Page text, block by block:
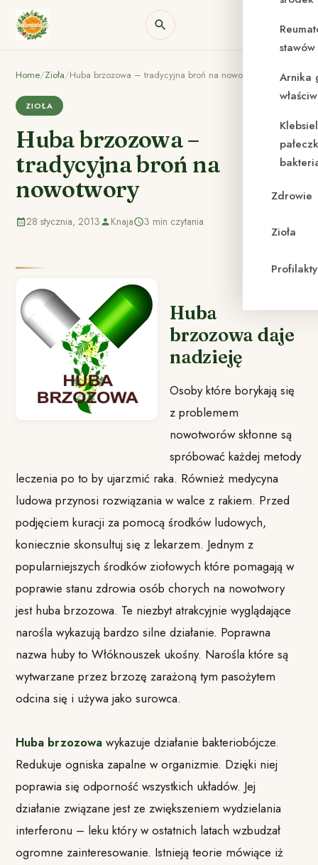
Arnika
Zdrowie
Zioła
Home/Zioła/Huba brzozowa – tradycyjna broń na nowotwory
ZIOŁA
Huba brzozowa –
tradycyjna broń na
nowotwory
28 stycznia, 2013 Knaja 3 min czytania
Huba
brzozowa daje
nadzieję
Osoby które borykają się
z problemem
nowotworów skłonne są
spróbować każdej metody
leczenia po to by ujarzmić raka. Również medycyna
ludowa przynosi rozwiązania w walce z rakiem. Przed
podjęciem kuracji za pomocą środków ludowych,
koniecznie skonsultuj się z lekarzem. Jednym z
popularniejszych środków ziołowych które pomagają w
poprawie stanu zdrowia osób chorych na nowotwory
jest huba brzozowa. Te niezbyt atrakcyjnie wyglądające
narośla wykazują bardzo silne działanie. Poprawna
nazwa huby to Włóknouszek ukośny. Narośla które są
wytwarzane przez brzozę zarażoną tym pasożytem
odcina się i używa jako surowca.
Huba brzozowa wykazuje działanie bakteriobójcze.
Redukuje ogniska zapalne w organizmie. Dzięki niej
poprawia się odporność wszystkich układów. Jej
działanie związane jest ze zwiększeniem wydzielania
interferonu – leku który w ostatnich latach wzbudzał
ogromne zainteresowanie. Istnieją teorie mówiące iż